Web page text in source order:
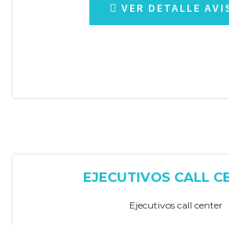
VER DETALLE
EJECUTIVOS CALL
Ejecutivos call center